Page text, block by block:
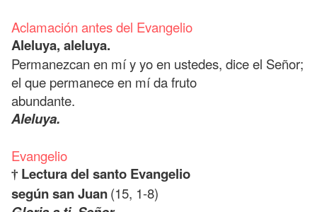
Aclamación antes del Evangelio
Aleluya, aleluya.
Permanezcan en mí y yo en ustedes, dice el Señor;
el que permanece en mí da fruto
abundante.
Aleluya.
Evangelio
† Lectura del santo Evangelio
según san Juan(15, 1-8)